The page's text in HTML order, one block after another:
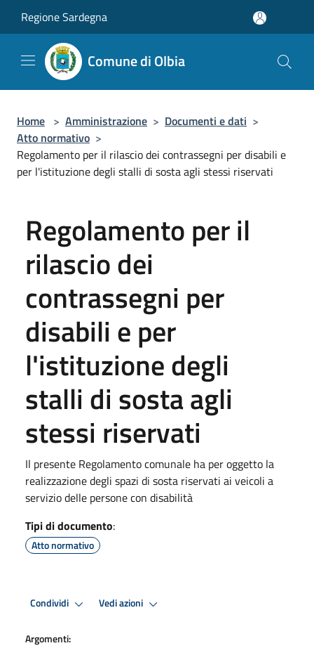
Regione Sardegna
Comune di Olbia
Home > Amministrazione > Documenti e dati >
Atto normativo >
Regolamento per il rilascio dei contrassegni per disabili e
per l'istituzione degli stalli di sosta agli stessi riservati
Regolamento per il
rilascio dei
contrassegni per
disabili e per
l'istituzione degli
stalli di sosta agli
stessi riservati
Il presente Regolamento comunale ha per oggetto la
realizzazione degli spazi di sosta riservati ai veicoli a
servizio delle persone con disabilità
Tipi di documento:
Atto normativo
Condividi Vedi azioni
Argomenti: